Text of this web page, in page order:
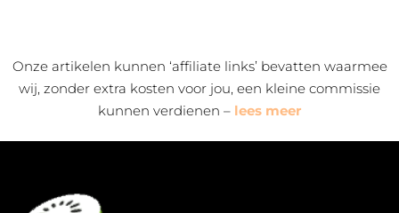
Onze artikelen kunnen ‘affiliate links’ bevatten waarmee
wij, zonder extra kosten voor jou, een kleine commissie
kunnen verdienen – lees meer